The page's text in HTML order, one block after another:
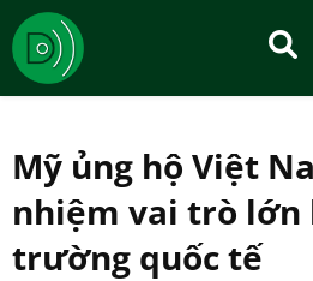
Mỹ ủng hộ Việt
nhiệm vai trò lớn
trường quốc tế